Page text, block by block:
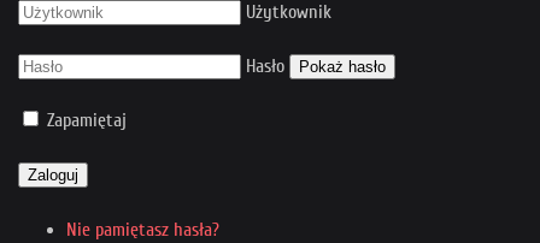
Użytkownik
Hasło Pokaż hasło
Zapamiętaj
Zaloguj
Nie pamiętasz hasła?